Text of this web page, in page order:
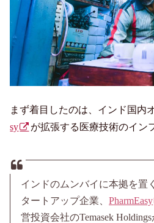
まず着目したのは、インド国内
sy
が拡張する医療技術のイン
インドのムンバイに本拠を置
タートアップ企業、PharmEasy
営投資会社のTemasek